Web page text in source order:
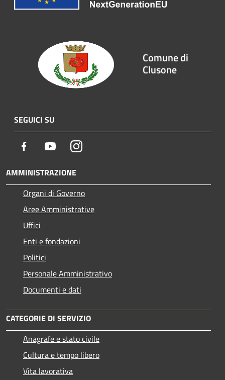
Comune di
Clusone
SEGUICI SU
Facebook YoutubeInstagram
AMMINISTRAZIONE
Organi di Governo
Aree Amministrative
Uffici
Enti e fondazioni
Politici
Personale Amministrativo
Documenti e dati
CATEGORIE DI SERVIZIO
Anagrafe e stato civile
Cultura e tempo libero
Vita lavorativa